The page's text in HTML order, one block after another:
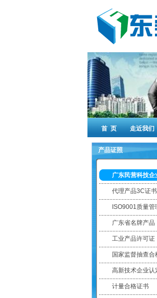
首 页 走近我们
产品证照
广东民营科技企
代理产品3C证书
ISO9001质量管
广东省名牌产品
工业产品许可证
国家监督抽查合
高新技术企业认
计量合格证书